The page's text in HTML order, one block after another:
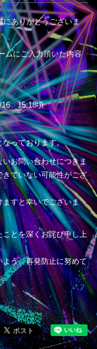
にありがとうございま
ムにご入力頂いた内容
16 15:18頃
なっております。
お問い合わせにつきま
ていない可能性がござ
すと幸いでございま
とを深くお詫び申し上
う、再発防止に努めて